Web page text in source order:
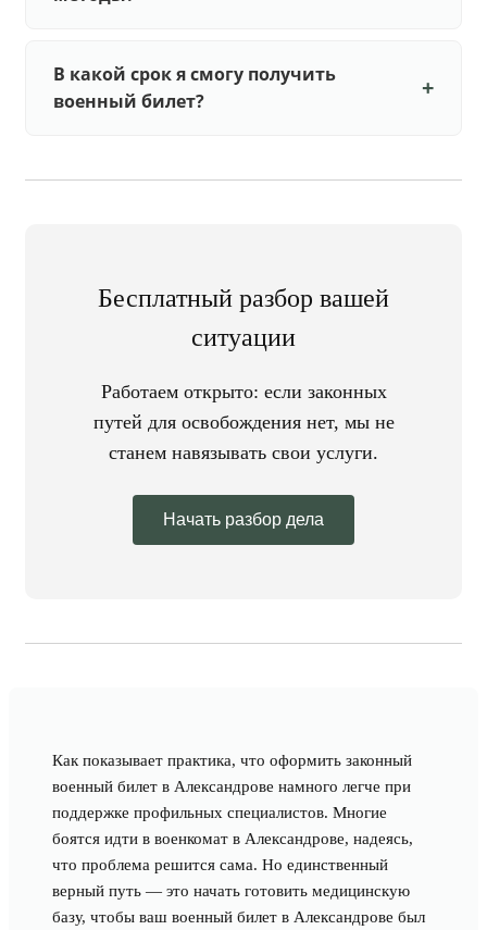
В какой срок я смогу получить
военный билет?
Бесплатный разбор вашей
ситуации
Работаем открыто: если законных
путей для освобождения нет, мы не
станем навязывать свои услуги.
Начать разбор дела
Как показывает практика, что оформить законный
военный билет в Александрове намного легче при
поддержке профильных специалистов. Многие
боятся идти в военкомат в Александрове, надеясь,
что проблема решится сама. Но единственный
верный путь — это начать готовить медицинскую
базу, чтобы ваш военный билет в Александрове был